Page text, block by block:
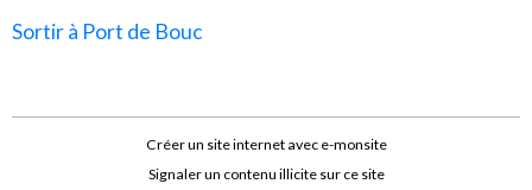
Sortir à Port de Bouc
Créer un site internet avec e-monsite
Signaler un contenu illicite sur ce site